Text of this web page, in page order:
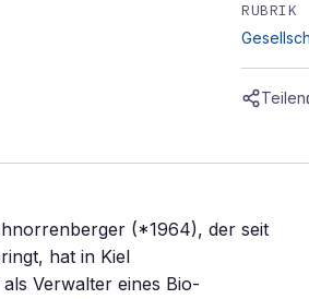
RUBRIK
Teilen
(*1964), der seit
hat in Kiel
Verwalter eines Bio-